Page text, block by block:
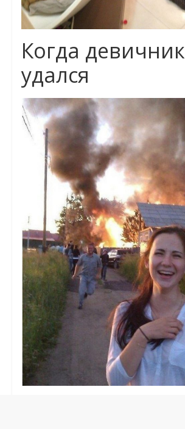
Когда девичник
удался